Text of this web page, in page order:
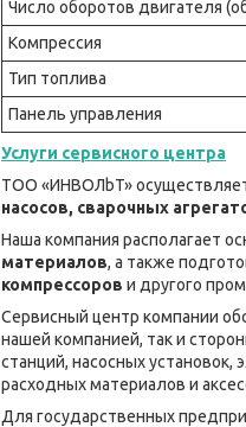
Число оборотов двигателя
Компрессия
Тип топлива
Панель управления
Услуги сервисного центра
ТОО «ИНBOЛbT»
насосов, сварочных
Наша компания располагает
материалов, а также
компрессоров и другого
Сервисный центр компании
нашей компанией, так и
станций, насосных установок,
расходных материалов и
Для государственных